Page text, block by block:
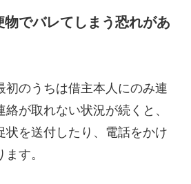
でバレてしまう恐れがあ
初のうちは借主本人にのみ連
が取れない状況が続くと、
状を送付したり、電話をかけ
す。